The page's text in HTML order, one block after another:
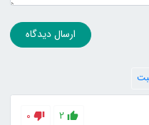
ارسال دیدگاه
2
0